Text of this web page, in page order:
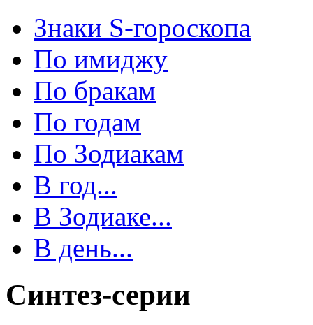
Знаки S-гороскопа
По имиджу
По бракам
По годам
По Зодиакам
В год...
В Зодиаке...
В день...
Синтез-серии